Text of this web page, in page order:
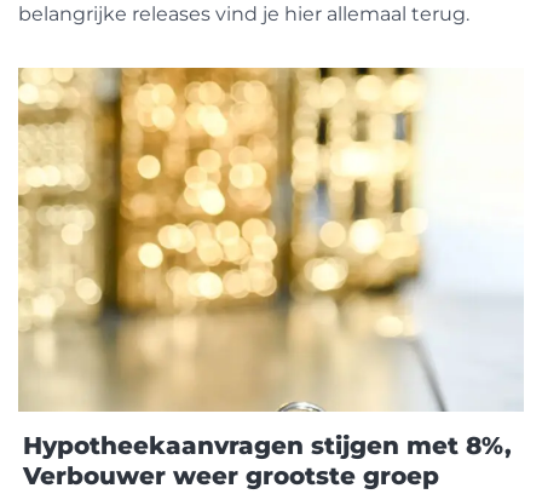
belangrijke releases vind je hier allemaal terug.
Hypotheekaanvragen stijgen met 8%,
Verbouwer weer grootste groep